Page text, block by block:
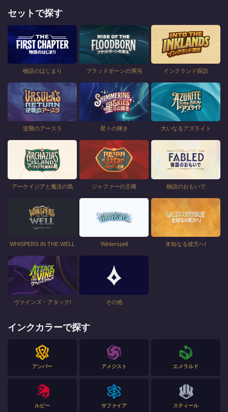
セットで探す
物語のはじまり フラッドボーンの渾沌 インクランド探訪
逆襲のアースラ 星々の輝き 大いなるアズライト
アーケイジアと魔法の島 ジャファーの王権 物語のおもいで
WHISPERS IN THE WELL Winterspell 未知なる彼方へ!
ヴァインズ・アタック! その他
インクカラーで探す
アンバー アメジスト エメラルド
ルビー サファイア スティール